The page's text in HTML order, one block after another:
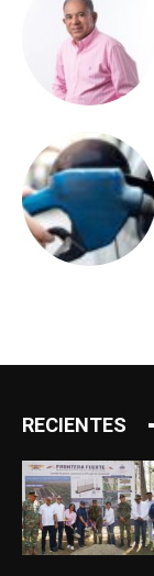
RECIENTES